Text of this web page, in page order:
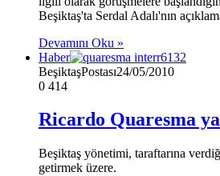
Beşiktaş'ta Serdal Adalı'nın
Devamını Oku »
Haber
BeşiktaşPostası24/05/2010
0 414
Ricardo Quaresma
Beşiktaş yönetimi, taraftarına
getirmek üzere.